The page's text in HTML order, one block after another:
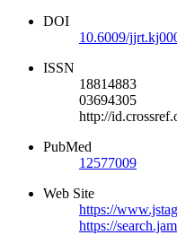
DOI
10.6009/
ISSN
18814883
03694305
http://
PubMed
12577009
Web Site
https://
https://